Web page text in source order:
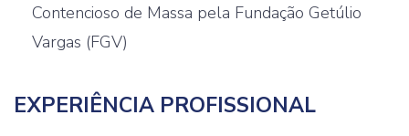
Contencioso de Massa pela Fundação Getúlio
Vargas (FGV)
EXPERIÊNCIA PROFISSIONAL